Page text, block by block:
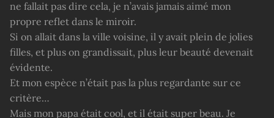
ne fallait pas dire cela, je n’avais jamais aimé mon
propre reflet dans le miroir.
Si on allait dans la ville voisine, il y avait plein de jolies
filles, et plus on grandissait, plus leur beauté devenait
évidente.
Et mon espèce n’était pas la plus regardante sur ce
critère…
Mais mon papa était cool, et il était super beau. Je